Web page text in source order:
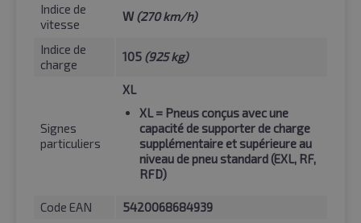
Indice de
vitesse
W (270 km/h)
Indice de
charge
105 (925 kg)
Signes
particuliers
XL
XL = Pneus conçus avec une
capacité de supporter de charge
supplémentaire et supérieure au
niveau de pneu standard (EXL, RF,
RFD)
Code EAN 5420068684939